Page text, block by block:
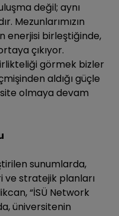
değil; aynı
Mezunlarımızın
enerjisi birleştiğinde,
çıkıyor.
görmek bizler
aldığı güçle
olmaya devam
sunumlarda,
stratejik planları
“İSÜ Network
üniversitenin